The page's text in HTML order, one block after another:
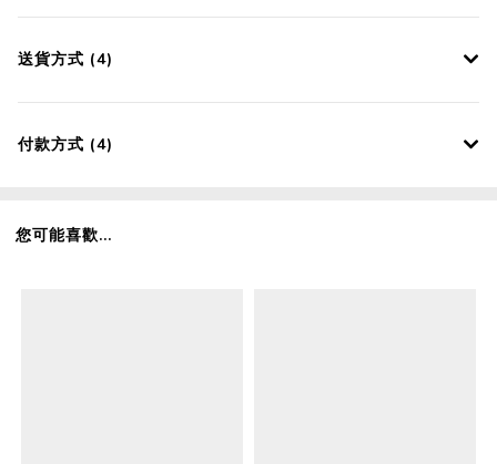
送貨方式 (4)
付款方式 (4)
您可能喜歡...